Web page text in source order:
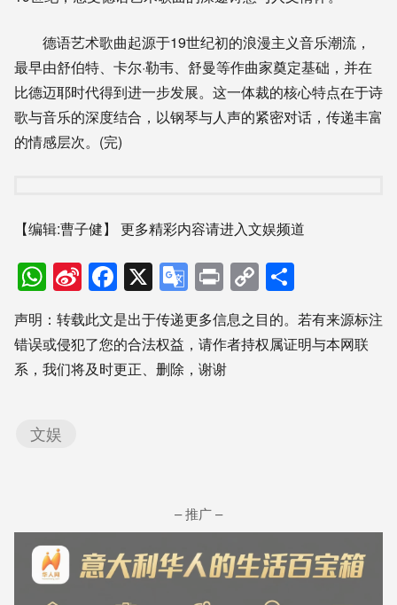
德语艺术歌曲起源于19世纪初的浪漫主义音乐潮流，
最早由舒伯特、卡尔·勒韦、舒曼等作曲家奠定基础，并在
比德迈耶时代得到进一步发展。这一体裁的核心特点在于诗
歌与音乐的深度结合，以钢琴与人声的紧密对话，传递丰富
的情感层次。(完)
【编辑:曹子健】 更多精彩内容请进入文娱频道
WhatsApp
Sina
Weibo
Facebook
X Google
Translate
PrintCopy
Link享
声明：转载此文是出于传递更多信息之目的。若有来源标注
错误或侵犯了您的合法权益，请作者持权属证明与本网联
系，我们将及时更正、删除，谢谢
文娱
– 推广 –